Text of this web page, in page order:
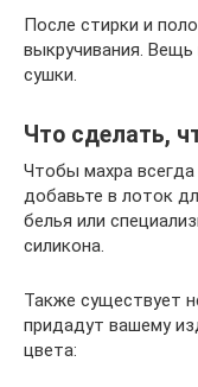
После стирки и
выкручивания.
сушки.
Что сделать,
Чтобы махра всегда
добавьте в лоток
белья или
силикона.
Также существует
придадут вашему
цвета: